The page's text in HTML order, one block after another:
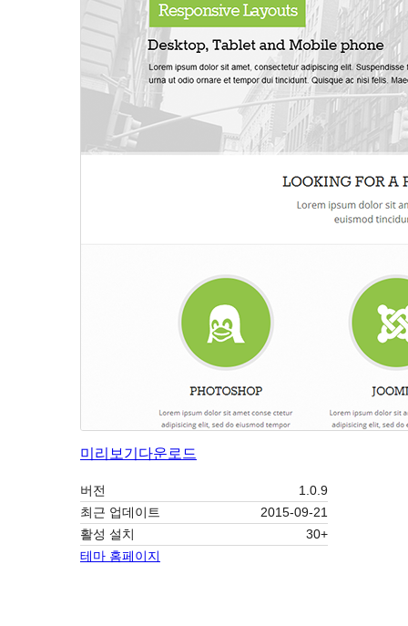
미리보기 다운로드
버전
1.0.9
최근 업데이트
2015-09-21
활성 설치
30+
테마 홈페이지